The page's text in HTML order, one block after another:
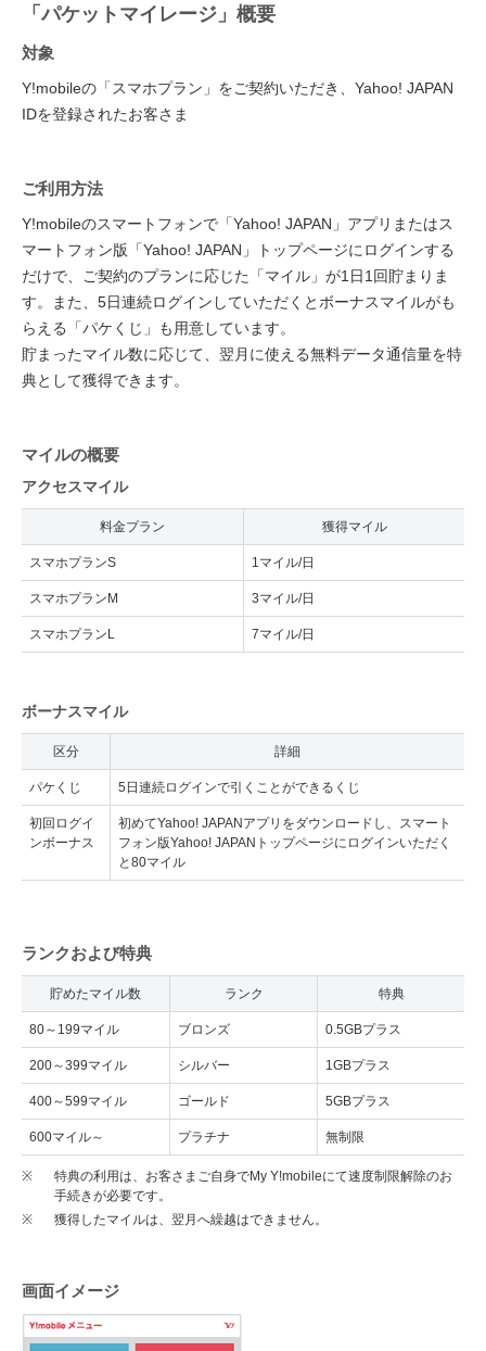
「パケットマイレージ」概要
対象
Y!mobileの「スマホプラン」をご契約いただき、Yahoo! JAPAN
IDを登録されたお客さま
ご利用方法
Y!mobileのスマートフォンで「Yahoo! JAPAN」アプリまたはス
マートフォン版「Yahoo! JAPAN」トップページにログインする
だけで、ご契約のプランに応じた「マイル」が1日1回貯まりま
す。また、5日連続ログインしていただくとボーナスマイルがも
らえる「パケくじ」も用意しています。
貯まったマイル数に応じて、翌月に使える無料データ通信量を特
典として獲得できます。
マイルの概要
アクセスマイル
料金プラン 獲得マイル
スマホプランS 1マイル/日
スマホプランM 3マイル/日
スマホプランL 7マイル/日
ボーナスマイル
区分 詳細
パケくじ 5日連続ログインで引くことができるくじ
初回ログイ
ンボーナス
初めてYahoo! JAPANアプリをダウンロードし、スマート
フォン版Yahoo! JAPANトップページにログインいただく
と80マイル
ランクおよび特典
貯めたマイル数 ランク 特典
80～199マイル ブロンズ 0.5GBプラス
200～399マイル シルバー 1GBプラス
400～599マイル ゴールド 5GBプラス
600マイル～ プラチナ 無制限
※
特典の利用は、お客さまご自身でMy Y!mobileにて速度制限解除のお
手続きが必要です。
※
獲得したマイルは、翌月へ繰越はできません。
画面イメージ